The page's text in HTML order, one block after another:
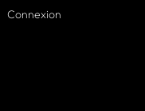
Connexion